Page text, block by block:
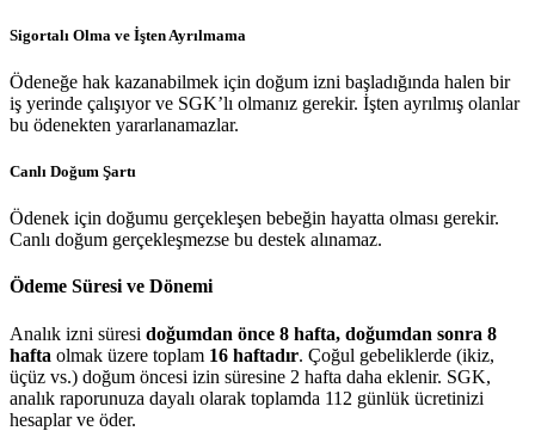
Sigortalı Olma ve İşten Ayrılmama
Ödeneğe hak kazanabilmek için doğum izni başladığında halen bir
iş yerinde çalışıyor ve SGK’lı olmanız gerekir. İşten ayrılmış olanlar
bu ödenekten yararlanamazlar.
Canlı Doğum Şartı
Ödenek için doğumu gerçekleşen bebeğin hayatta olması gerekir.
Canlı doğum gerçekleşmezse bu destek alınamaz.
Ödeme Süresi ve Dönemi
Analık izni süresi doğumdan önce 8 hafta, doğumdan sonra 8
hafta olmak üzere toplam 16 haftadır. Çoğul gebeliklerde (ikiz,
üçüz vs.) doğum öncesi izin süresine 2 hafta daha eklenir. SGK,
analık raporunuza dayalı olarak toplamda 112 günlük ücretinizi
hesaplar ve öder.